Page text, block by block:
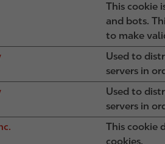
This cookie
and bots.
to make
Used to
servers in
Used to
servers in
This cookie
cookies.